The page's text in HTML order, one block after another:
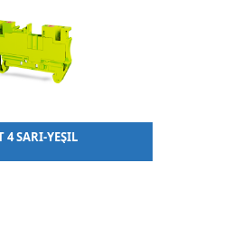
4 SARI-YEŞİL